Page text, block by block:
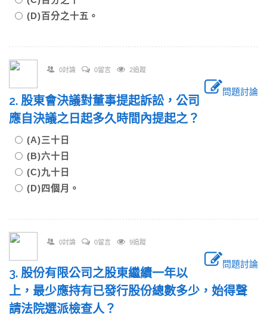
(D)百分之十五。
0討論 0留言 2追蹤
問題討論
2. 股東會決議對董事提起訴訟，公司
應自決議之日起多久時間內提起之？
(A)三十日
(B)六十日
(C)九十日
(D)四個月。
0討論 0留言 9追蹤
問題討論
3. 股份有限公司之股東繼續一年以
上，最少應持有已發行股份總數多少，始得聲
請法院選派檢查人？